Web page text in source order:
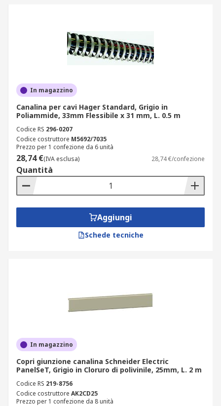
In magazzino
Canalina per cavi Hager Standard, Grigio in
Poliammide, 33mm Flessibile x 31 mm, L. 0.5 m
Codice RS 296-0207
Codice costruttore M5692/7035
Prezzo per 1 confezione da 6 unità
28,74 €(IVA esclusa) 28,74 €/confezione
Quantità
Aggiungi
Schede tecniche
In magazzino
Copri giunzione canalina Schneider Electric
PanelSeT, Grigio in Cloruro di polivinile, 25mm, L. 2 m
Codice RS 219-8756
Codice costruttore AK2CD25
Prezzo per 1 confezione da 8 unità